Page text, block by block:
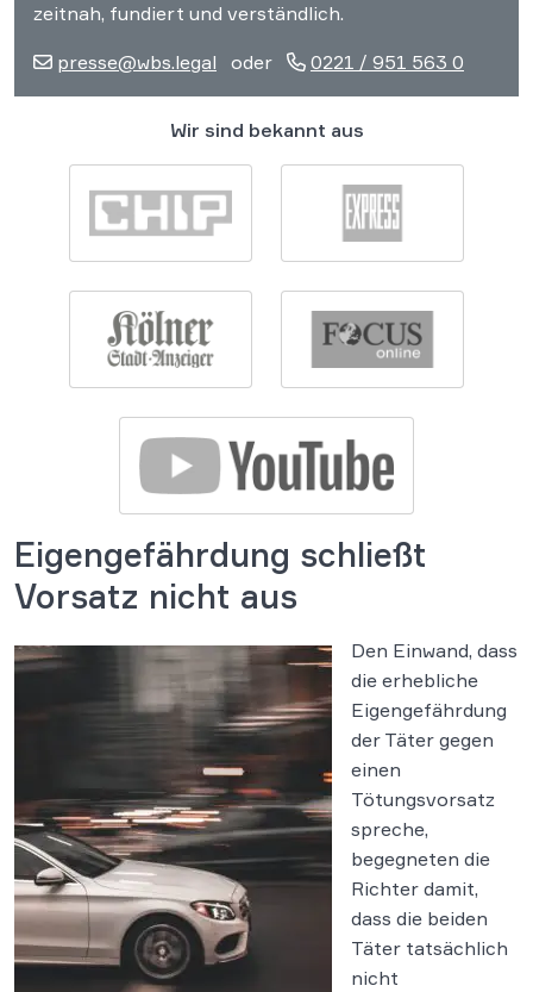
zeitnah, fundiert und verständlich.
presse@wbs.legal oder 0221 / 951 563 0
Wir sind bekannt aus
Eigengefährdung schließt
Vorsatz nicht aus
Den Einwand, dass
die erhebliche
Eigengefährdung
der Täter gegen
einen
Tötungsvorsatz
spreche,
begegneten die
Richter damit,
dass die beiden
Täter tatsächlich
nicht